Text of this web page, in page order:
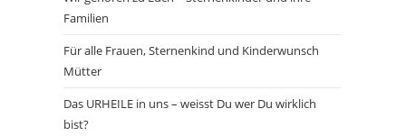
Familien
Für alle Frauen, Sternenkind und Kinderwunsch
Mütter
Das URHEILE in uns – weisst Du wer Du wirklich
bist?